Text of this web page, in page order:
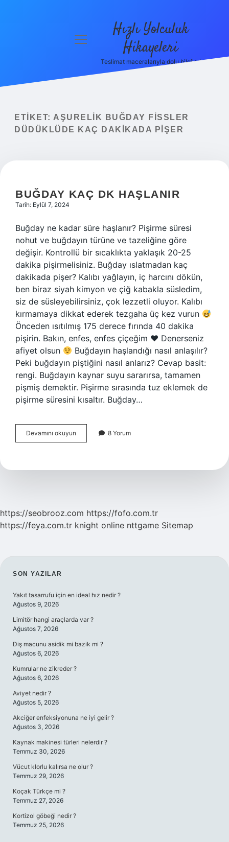
Yasal Uyarı
menüyü
Hızlı Yolculuk
Hikayeleri
Teslimat maceralarıyla dolu bilgiler!
ETIKET: AŞURELIK BUĞDAY FISSLER
DÜDÜKLÜDE KAÇ DAKIKADA PIŞER
BUĞDAY KAÇ DK HAŞLANIR
Tarih: Eylül 7, 2024
Buğday ne kadar süre haşlanır? Pişirme süresi
nohut ve buğdayın türüne ve tazeliğine göre
değişir. Kontrollü bir sıcaklıkta yaklaşık 20-25
dakika pişirmelisiniz. Buğday ıslatmadan kaç
dakikada pişer? Kalıbı yağlayın, iç harcını dökün,
ben biraz siyah kimyon ve çiğ kabakla süsledim,
siz de süsleyebilirsiniz, çok lezzetli oluyor. Kalıbı
kırmamaya dikkat ederek tezgaha üç kez vurun
Önceden ısıtılmış 175 derece fırında 40 dakika
pişirin. Bakın, enfes, enfes çiçeğim ♥️ Denerseniz
afiyet olsun
Buğdayın haşlandığı nasıl anlaşılır?
Peki buğdayın piştiğini nasıl anlarız? Cevap basit:
rengi. Buğdayın kaynar suyu sararırsa, tamamen
pişmiş demektir. Pişirme sırasında tuz eklemek de
pişirme süresini kısaltır. Buğday…
Devamını okuyun
Kaç
8 Yorum
https://seobrooz.com https://fofo.com.tr
https://feya.com.tr knight online nttgame Sitemap
SIDEBAR
SON YAZILAR
Yakıt tasarrufu için en ideal hız nedir ?
Ağustos 9, 2026
Limitör hangi araçlarda var ?
Ağustos 7, 2026
Diş macunu asidik mi bazik mi ?
Ağustos 6, 2026
Kumrular ne zikreder ?
Ağustos 6, 2026
Aviyet nedir ?
Ağustos 5, 2026
Akciğer enfeksiyonuna ne iyi gelir ?
Ağustos 3, 2026
Kaynak makinesi türleri nelerdir ?
Temmuz 30, 2026
Vücut klorlu kalırsa ne olur ?
Temmuz 29, 2026
Koçak Türkçe mi ?
Temmuz 27, 2026
Kortizol göbeği nedir ?
Temmuz 25, 2026